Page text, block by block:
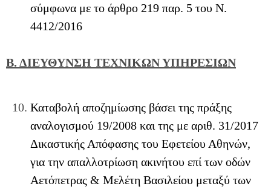
σύμφωνα με το άρθρο 219 παρ. 5 του Ν.
4412/2016
Β. ΔΙΕΥΘΥΝΣΗ ΤΕΧΝΙΚΩΝ ΥΠΗΡΕΣΙΩΝ
Καταβολή αποζημίωσης βάσει της πράξης
αναλογισμού 19/2008 και της με αριθ. 31/2017
Δικαστικής Απόφασης του Εφετείου Αθηνών,
για την απαλλοτρίωση ακινήτου επί των οδών
Αετόπετρας & Μελέτη Βασιλείου μεταξύ των